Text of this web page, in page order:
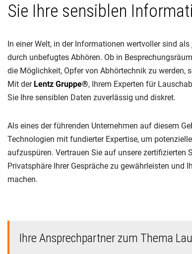
Sie Ihre sensiblen
In einer Welt, in der Informationen wertvoller sind
durch unbefugtes Abhören. Ob in
die Möglichkeit, Opfer von Abhörtechnik zu werden,
Mit der Lentz Gruppe®, Ihrem Experten für
Sie Ihre sensiblen Daten zuverlässig und diskret.
Als eines der führenden Unternehmen auf diesem
Technologien mit fundierter Expertise, um
aufzuspüren. Vertrauen Sie auf unsere zertifizierten
Privatsphäre Ihrer Gespräche zu gewährleisten und
machen.
Ihre Ansprechpartner zum Thema